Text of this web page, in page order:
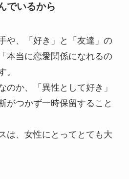
でいるから
や、「好き」と「友達」の
本当に恋愛関係になれるの
。
のか、「異性として好き」
がつかず一時保留すること
は、女性にとってとても大